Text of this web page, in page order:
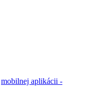
mobilnej aplikácii -